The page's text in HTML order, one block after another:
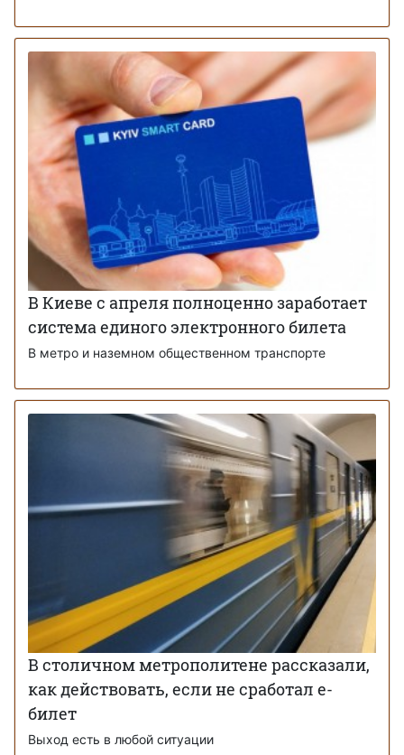
В Киеве с апреля полноценно заработает
система единого электронного билета
В метро и наземном общественном транспорте
В столичном метрополитене рассказали,
как действовать, если не сработал е-
билет
Выход есть в любой ситуации